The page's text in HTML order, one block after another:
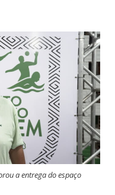
a entrega do espaço